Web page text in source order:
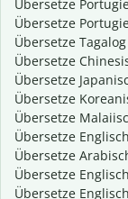
Übersetze
Übersetze
Übersetze
Übersetze
Übersetze
Übersetze
Übersetze
Übersetze
Übersetze
Übersetze
Übersetze